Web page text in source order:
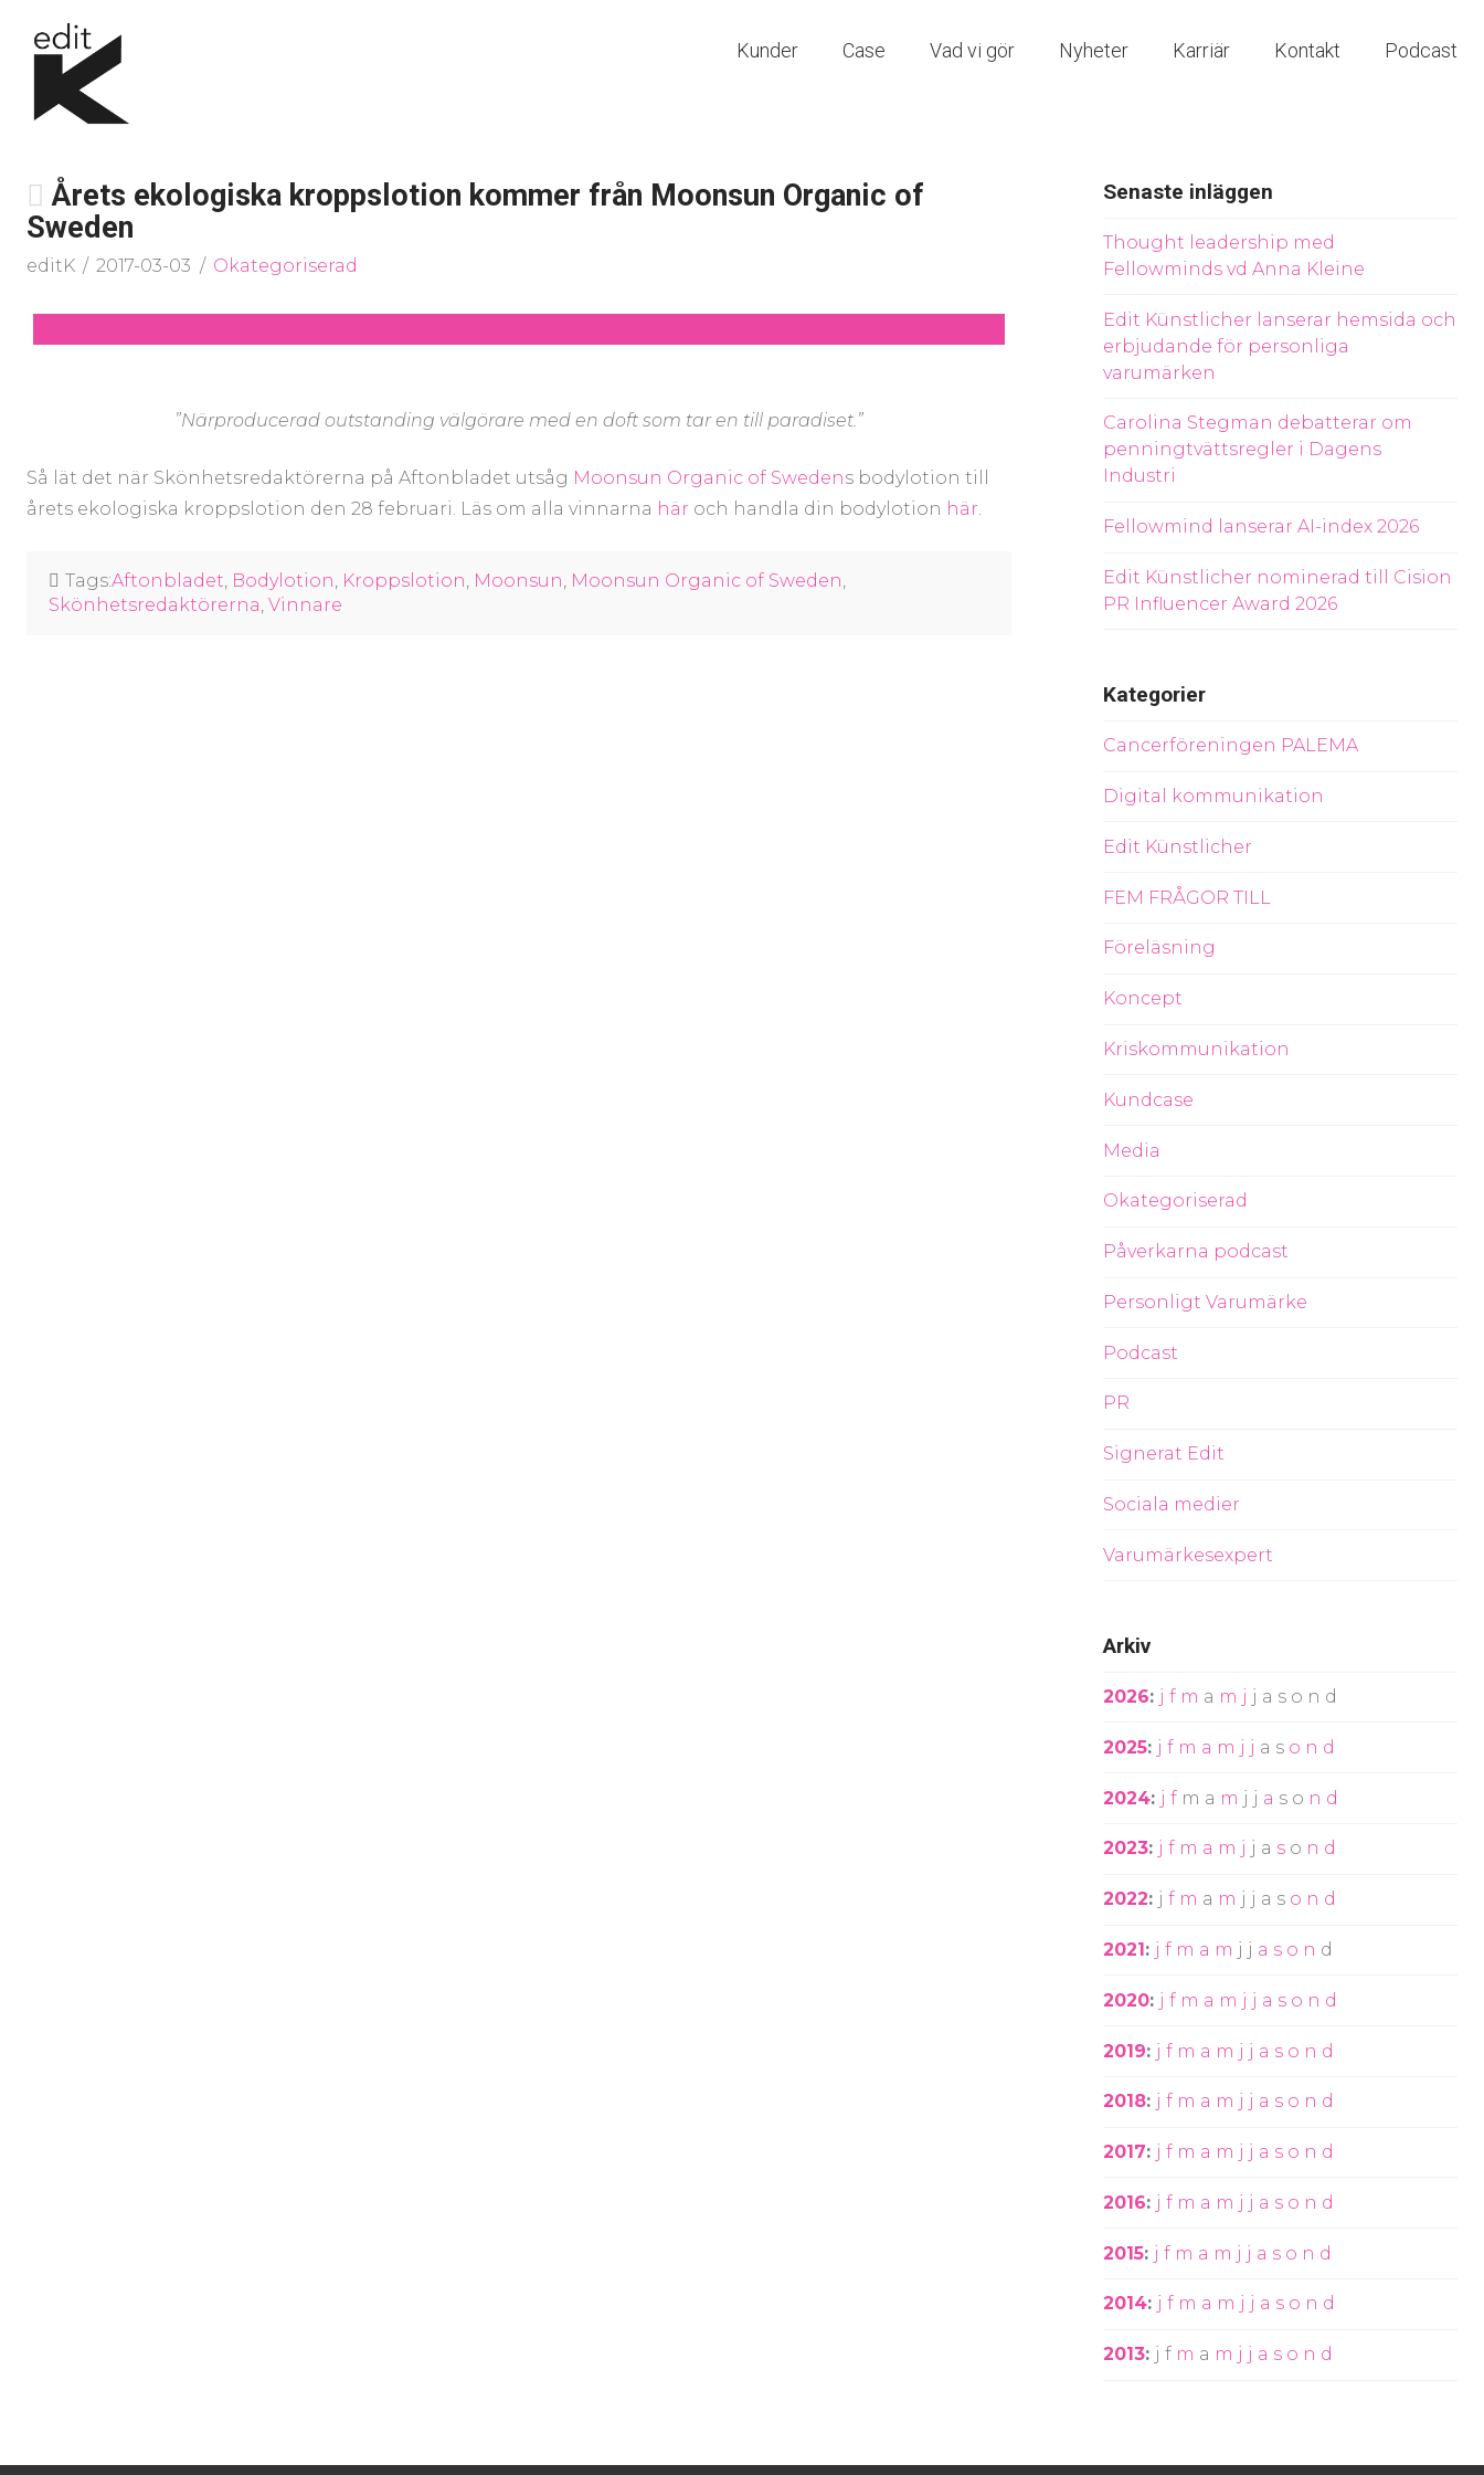
Kunder Case Vad vi gör Nyheter Karriär Kontakt Podcast
Årets ekologiska kroppslotion kommer från Moonsun Organic of
Sweden
editK 2017-03-03 Okategoriserad
”Närproducerad outstanding välgörare med en doft som tar en till paradiset.”
Så lät det när Skönhetsredaktörerna på Aftonbladet utsåg Moonsun Organic of Swedens bodylotion till
årets ekologiska kroppslotion den 28 februari. Läs om alla vinnarna här och handla din bodylotion här.
Tags:Aftonbladet, Bodylotion, Kroppslotion, Moonsun, Moonsun Organic of Sweden,
Skönhetsredaktörerna, Vinnare
Senaste inläggen
Thought leadership med
Fellowminds vd Anna Kleine
Edit Künstlicher lanserar hemsida och
erbjudande för personliga
varumärken
Carolina Stegman debatterar om
penningtvättsregler i Dagens
Industri
Fellowmind lanserar AI-index 2026
Edit Künstlicher nominerad till Cision
PR Influencer Award 2026
Kategorier
Cancerföreningen PALEMA
Digital kommunikation
Edit Künstlicher
FEM FRÅGOR TILL
Föreläsning
Koncept
Kriskommunikation
Kundcase
Media
Okategoriserad
Påverkarna podcast
Personligt Varumärke
Podcast
PR
Signerat Edit
Sociala medier
Varumärkesexpert
Arkiv
2026: j f m a m j j a s o n d
2025: j f m a m j j a s o n d
2024: j f m a m j j a s o n d
2023: j f m a m j j a s o n d
2022: j f m a m j j a s o n d
2021: j f m a m j j a s o n d
2020: j f m a m j j a s o n d
2019: j f m a m j j a s o n d
2018: j f m a m j j a s o n d
2017: j f m a m j j a s o n d
2016: j f m a m j j a s o n d
2015: j f m a m j j a s o n d
2014: j f m a m j j a s o n d
2013: j f m a m j j a s o n d